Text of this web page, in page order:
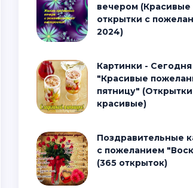
вечером (Красивые
открытки с
2024)
Картинки - Сегодня Пятница
"Красивые
пятницу" (Открытки
красивые)
Поздравительные картинки
с пожеланием
(365 открыток)